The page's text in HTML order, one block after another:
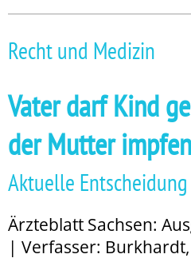
Recht und Medizin
Vater darf Kind
der Mutter
Aktuelle Entscheidung
Ärzteblatt Sachsen:
| Verfasser: